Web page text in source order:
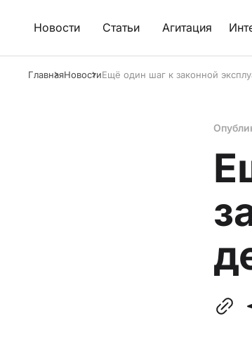
Новости Статьи Агитация
ГлавнаяНовостиЕщё один шаг к законной